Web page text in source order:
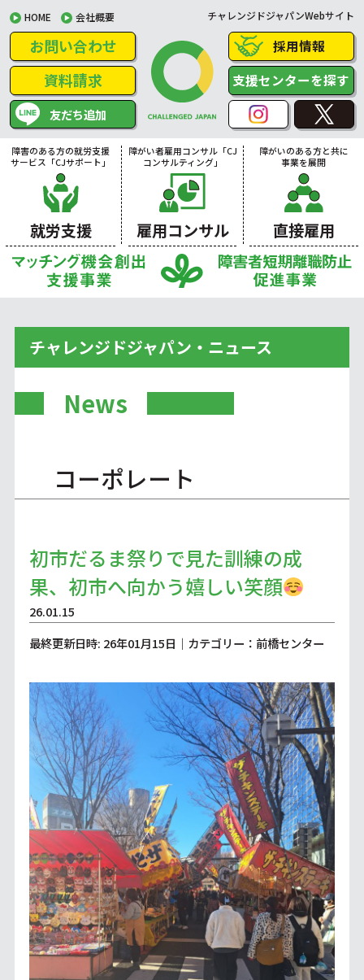
HOME 会社概要 チャレンジドジャパンWebサイト
お問い合わせ
資料請求
友だち追加
採用情報
支援センターを探す
障害のある方の就労支援
サービス「CJサポート」
就労支援
障がい者雇用コンサル「CJ
コンサルティング」
雇用コンサル
障がいのある方と共に
事業を展開
直接雇用
チャレンジドジャパン・ニュース
News
コーポレート
初市だるま祭りで見た訓練の成
果、初市へ向かう嬉しい笑顔
26.01.15
最終更新日時: 26年01月15日｜カテゴリー：前橋センター